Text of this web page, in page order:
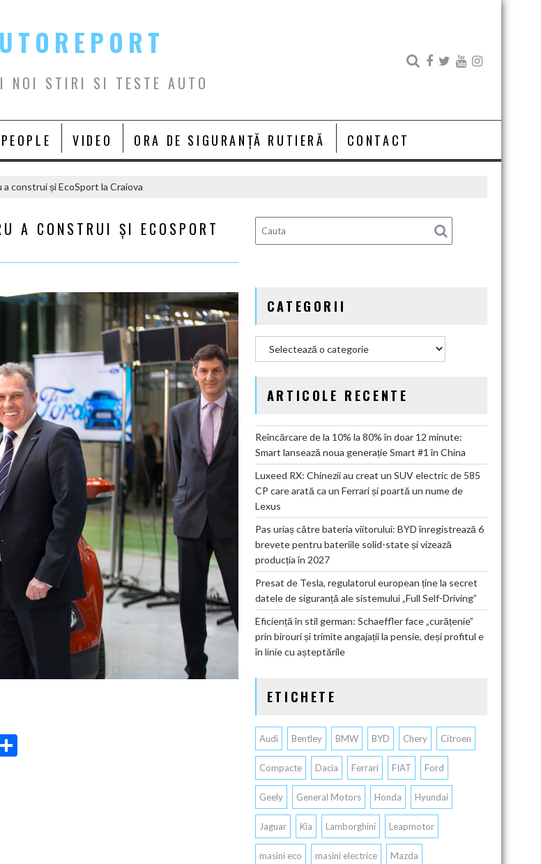
NOI STIRI SI TESTE AUTO
VIDEO ORA DE SIGURANȚĂ RUTIERĂ CONTACT
construi și EcoSport la Craiova
A CONSTRUI ȘI ECOSPORT
CATEGORII
ARTICOLE RECENTE
Reîncărcare de la 10% la 80% în doar 12 minute:
Smart lansează noua generație Smart #1 în China
Luxeed RX: Chinezii au creat un SUV electric de 585
CP care arată ca un Ferrari și poartă un nume de
Lexus
Pas uriaș către bateria viitorului: BYD înregistrează 6
brevete pentru bateriile solid-state și vizează
producția în 2027
Presat de Tesla, regulatorul european ține la secret
datele de siguranță ale sistemului „Full Self-Driving”
Eficiență în stil german: Schaeffler face „curățenie”
prin birouri și trimite angajații la pensie, deși profitul e
în linie cu așteptările
ETICHETE
Audi Bentley BMW BYD Chery Citroen
Compacte Dacia Ferrari FIAT Ford
Geely General Motors Honda Hyundai
Jaguar Kia Lamborghini Leapmotor
masini eco masini electrice Mazda